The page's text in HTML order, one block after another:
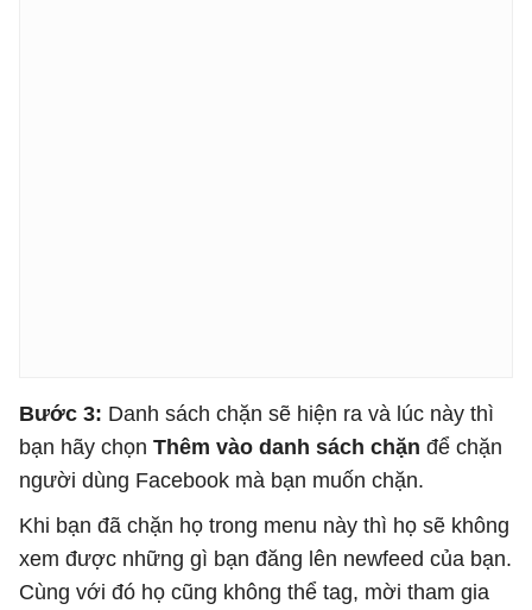
Bước 3: Danh sách chặn sẽ hiện ra và lúc này thì
bạn hãy chọn Thêm vào danh sách chặn để chặn
người dùng Facebook mà bạn muốn chặn.
Khi bạn đã chặn họ trong menu này thì họ sẽ không
xem được những gì bạn đăng lên newfeed của bạn.
Cùng với đó họ cũng không thể tag, mời tham gia